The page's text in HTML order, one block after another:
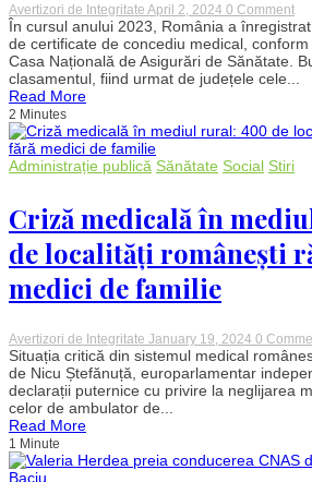
Avertizori de Integritate April 2, 2024 0 Commenton
3,3
de
în
În cursul anului 2023, România a
de certificate de concediu medical,
Casa Națională de Asigurări de Sănătate.
clasamentul, fiind urmat de județele cele...
Read More
2 Minutes
Administrație publică Sănătate Social Stiri
Criză medicală în
de localități românești
medici de familie
Avertizori de Integritate January 19, 2024 0
Situația critică din sistemul medical
de Nicu Ștefănuță, europarlamentar
declarații puternice cu privire la neglijarea
celor de ambulator de...
Read More
1 Minute